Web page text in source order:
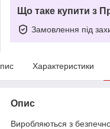
Що таке купити з
Замовлення під
Характеристики
Опис
Виробляються з